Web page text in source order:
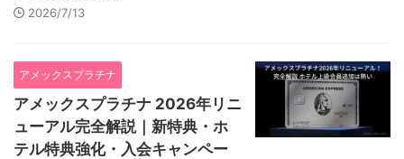
2026/7/13
アメックスプラチナ
アメックスプラチナ 2026年リニ
ューアル完全解説｜新特典・ホ
テル特典強化・入会キャンペー